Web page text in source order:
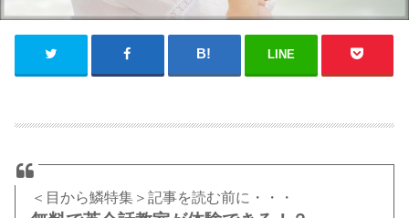
LINE
＜目から鱗特集＞記事を読む前に・・・